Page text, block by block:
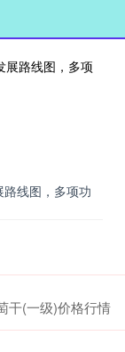
线图，多项功
干(一级)价格行情